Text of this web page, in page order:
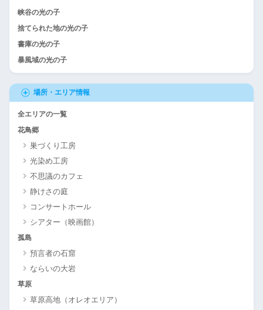
峡谷の光の子
捨てられた地の光の子
書庫の光の子
暴風域の光の子
場所・エリア情報
全エリアの一覧
花鳥郷
巣づくり工房
光染め工房
不思議のカフェ
静けさの庭
コンサートホール
シアター（映画館）
孤島
預言者の石窟
ならいの大岩
草原
草原高地（オレオエリア）